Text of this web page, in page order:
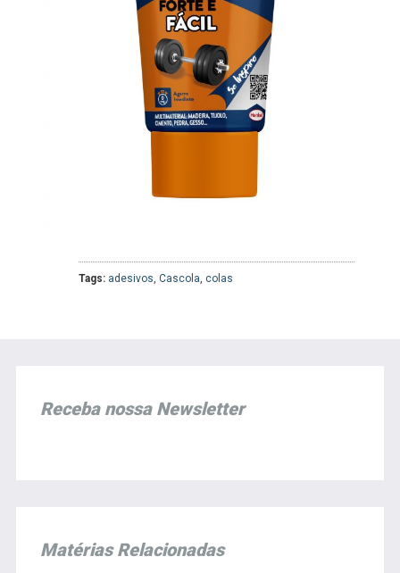
Tags: adesivos, Cascola, colas
Receba nossa Newsletter
Matérias Relacionadas